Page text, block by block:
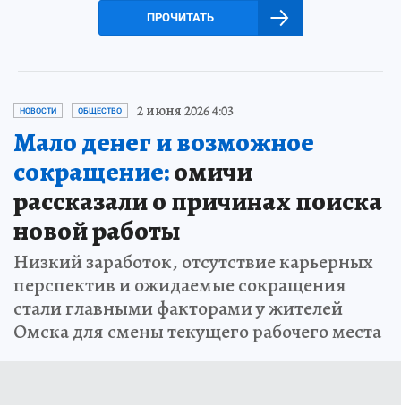
ПРОЧИТАТЬ
НОВОСТИ ОБЩЕСТВО 2 июня 2026 4:03
Мало денег и возможное
сокращение:омичи
рассказали о причинах поиска
новой работы
Низкий заработок, отсутствие карьерных
перспектив и ожидаемые сокращения
стали главными факторами у жителей
Омска для смены текущего рабочего места